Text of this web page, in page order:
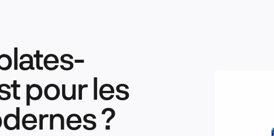
Technologies et innovation
Leadership et management
pour les
?